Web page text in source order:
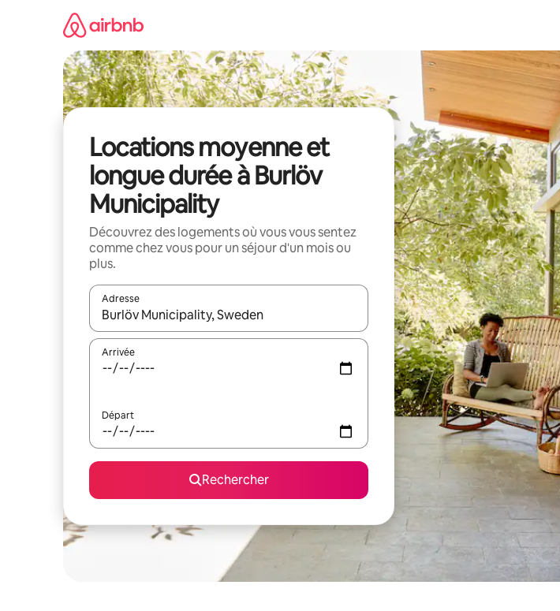
Locations moyenne et
longue durée à Burlöv
Municipality
Découvrez des logements où vous vous sentez
comme chez vous pour un séjour d'un mois ou
plus.
Adresse
Lorsque les résultats s'affichent, utilisez les flèches vers le haut et vers le bas pour les
Arrivée
Départ
Rechercher